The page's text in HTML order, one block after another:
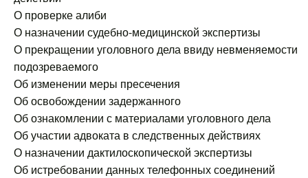
О проверке алиби
О назначении судебно-медицинской экспертизы
О прекращении уголовного дела ввиду невменяемости
подозреваемого
Об изменении меры пресечения
Об освобождении задержанного
Об ознакомлении с материалами уголовного дела
Об участии адвоката в следственных действиях
О назначении дактилоскопической экспертизы
Об истребовании данных телефонных соединений